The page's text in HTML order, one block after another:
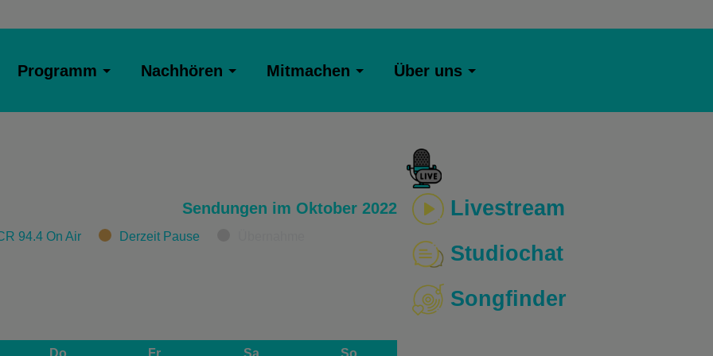
Programm Nachhören Mitmachen Über uns
Sendungen im Oktober 2022
94.4 On Air Derzeit Pause
Livestream
Studiochat
Songfinder